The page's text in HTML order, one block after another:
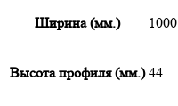
Ширина (мм.) 1000
Высота профиля (мм.) 44